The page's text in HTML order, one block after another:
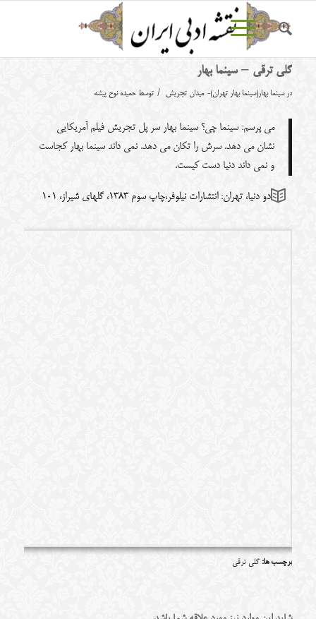
گلی ترقی – سینما بهار
درسینما بهار(سینما بهار تهران)- میدان تجریش / توسط حمیده نوح پیشه
می پرسم: سینما چی؟ سینما بهار سر پل تجریش فیلم آمریکایی
نشان می دهد. سرش را تکان می دهد. نمی داند سینما بهار کجاست
و نمی داند دنیا دست کیست.
دو دنیا، تهران: انتشارات نیلوفر،چاپ سوم 1383، گلهای شیراز، 101
برچسب ها: گلی ترقی